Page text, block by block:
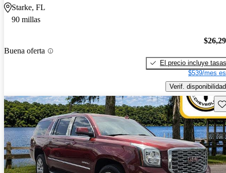
Starke, FL
90 millas
Buena oferta
El precio incluye tasas
$539/mes
Verif. disponibilidad